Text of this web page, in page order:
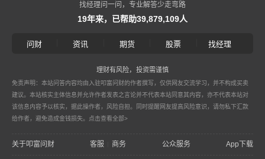
找经理问一问，专业解答少走弯路
19年来，已帮助39,879,109人
问财 资讯 期货 股票 找经理
理财有风险，投资需谨慎
免责声明：本站问答内容均由入驻叩富问财的作者撰写，仅供网友交流学习，并不构成买卖
建议。本站核实主体信息并允许作者发表之言论并不代表本站同意其内容，亦不代表本站对
该信息内容予以核实，据此操作者，风险自担。同时提醒网友提高风险意识，请勿私下汇款
给作者，避免造成金钱损失。 点击查看全部>
关于叩富问财 客服 商务 公众服务 App下载